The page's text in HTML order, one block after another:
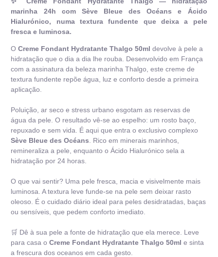
marinha 24h com Sève Bleue des Océans e Ácido
Hialurónico, numa textura fundente que deixa a pele
fresca e luminosa.
OCreme Fondant Hydratante Thalgo 50ml devolve à pele a
hidratação que o dia a dia lhe rouba. Desenvolvido em França
com a assinatura da beleza marinha Thalgo, este creme de
textura fundente repõe água, luz e conforto desde a primeira
aplicação.
Poluição, ar seco e stress urbano esgotam as reservas de
água da pele. O resultado vê-se ao espelho: um rosto baço,
repuxado e sem vida. É aqui que entra o exclusivo complexo
Sève Bleue des Océans. Rico em minerais marinhos,
remineraliza a pele, enquanto o Ácido Hialurónico sela a
hidratação por 24 horas.
O que vai sentir? Uma pele fresca, macia e visivelmente mais
luminosa. A textura leve funde-se na pele sem deixar rasto
oleoso. É o cuidado diário ideal para peles desidratadas, baças
ou sensíveis, que pedem conforto imediato.
🛒 Dê à sua pele a fonte de hidratação que ela merece. Leve
para casa oCreme Fondant Hydratante Thalgo 50ml e sinta
a frescura dos oceanos em cada gesto.